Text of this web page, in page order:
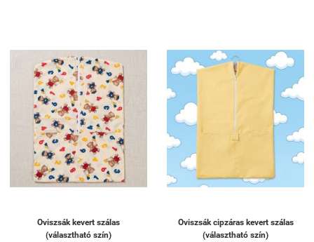
Oviszsák kevert szálas
(választható szín)
Oviszsák cipzáras kevert szálas
(választható szín)